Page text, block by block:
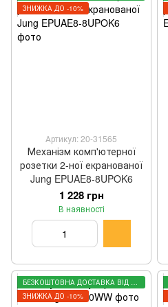
ЗНИЖКА ДО -10%
Артикул: 20-31565
Механізм комп'ютерної
розетки 2-ної екранованої
Jung EPUAE8-8UPOK6
1 228 грн
В наявності
БЕЗКОШТОВНА ДОСТАВКА ВІД 3000 ГРН
ЗНИЖКА ДО -10%